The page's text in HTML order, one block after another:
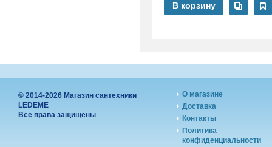
В корзину
© 2014-2026 Магазин сантехники
LEDEME
Все права защищены
О магазине
Доставка
Контакты
Политика
конфиденциальности